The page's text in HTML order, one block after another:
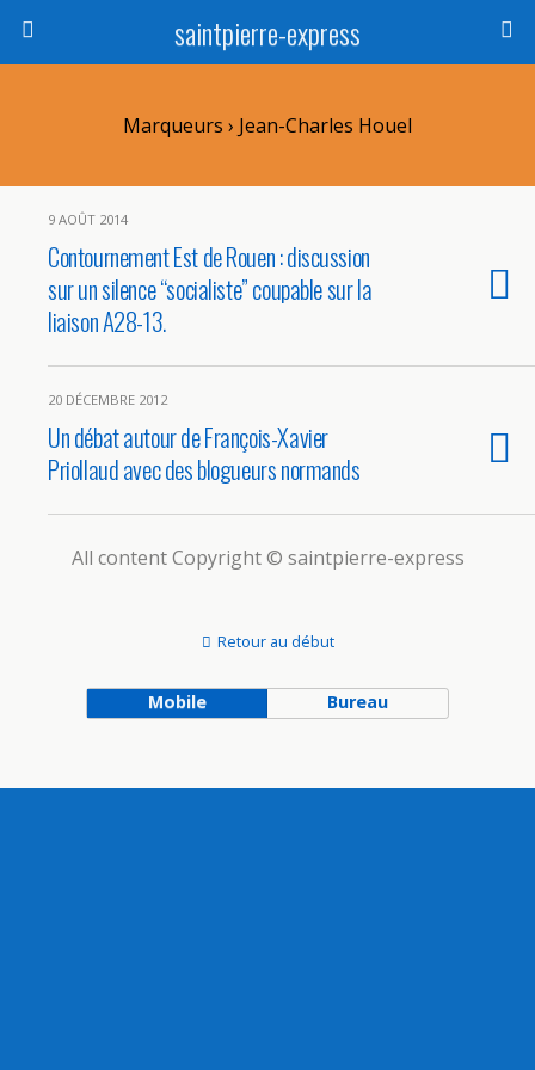
saintpierre-express
Marqueurs › Jean-Charles Houel
9 AOÛT 2014
Contournement Est de Rouen : discussion
sur un silence “socialiste” coupable sur la
liaison A28-13.
20 DÉCEMBRE 2012
Un débat autour de François-Xavier
Priollaud avec des blogueurs normands
All content Copyright © saintpierre-express
Retour au début
Mobile Bureau